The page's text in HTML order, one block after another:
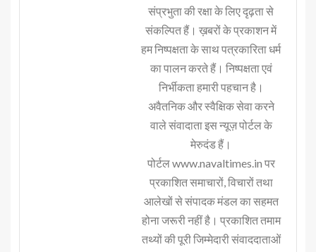
संप्रभुता की रक्षा के लिए दृढ़ता से
संकल्पित हैं। ख़बरों के प्रकाशन में
हम निष्पक्षता के साथ पत्रकारिता धर्म
का पालन करते हैं। निष्पक्षता एवं
निर्भीकता हमारी पहचान है।
अवैतनिक और स्वैक्षिक सेवा करने
वाले संवादाता इस न्यूज़ पोर्टल के
मेरुदंड हैं।
पोर्टल www.navaltimes.in पर
प्रकाशित समाचारों, विचारों तथा
आलेखों से संपादक मंडल का सहमत
होना जरूरी नहीं है। प्रकाशित तमाम
तथ्यों की पूरी जिम्मेदारी संवाददाताओं